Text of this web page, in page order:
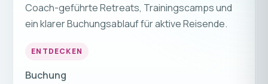
Coach-geführte Retreats, Trainingscamps und
ein klarer Buchungsablauf für aktive Reisende.
ENTDECKEN
Buchung